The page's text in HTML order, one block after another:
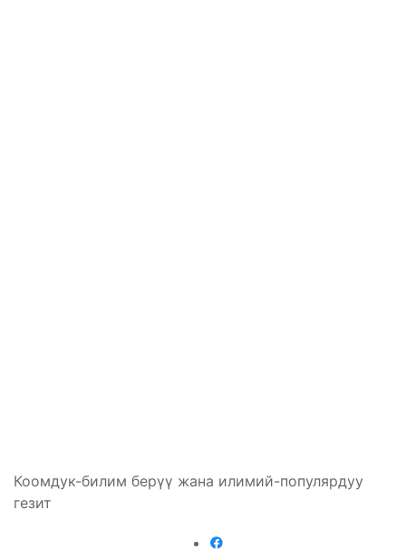
Коомдук-билим берүү жана илимий-популярдуу
гезит